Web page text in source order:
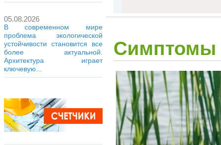
05.08.2026
В современном мире
проблема экологической
устойчивости становится все
более актуальной.
Архитектура играет
ключевую...
Симптомы